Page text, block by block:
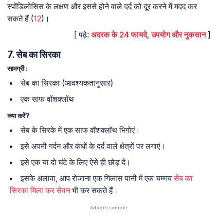
स्पोंडिलोसिस के लक्षण और इससे होने वाले दर्द को दूर करने में मदद कर
सकते हैं (12)।
[ पढ़े: अदरक के 24 फायदे, उपयोग और नुकसान]
7. सेब का सिरका
सामग्री :
सेब का सिरका (आवश्यकतानुसार)
एक साफ वॉशक्लॉथ
क्या करें?
सेब के सिरके में एक साफ वॉशक्लॉथ भिगोएं।
इसे अपनी गर्दन और कंधों के दर्द वाले क्षेत्रों पर लगाएं।
इसे एक या दो घंटे के लिए ऐसे ही छोड़ दें।
इसके अलावा, आप रोजाना एक गिलास पानी में एक चम्मचसेब का
सिरका मिला कर सेवनभी कर सकते हैं।